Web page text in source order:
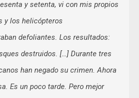
y setenta, vi con mis propios
y los helicópteros
defoliantes. Los resultados:
destruidos. […] Durante tres
han negado su crimen. Ahora
Es un poco tarde. Pero mejor